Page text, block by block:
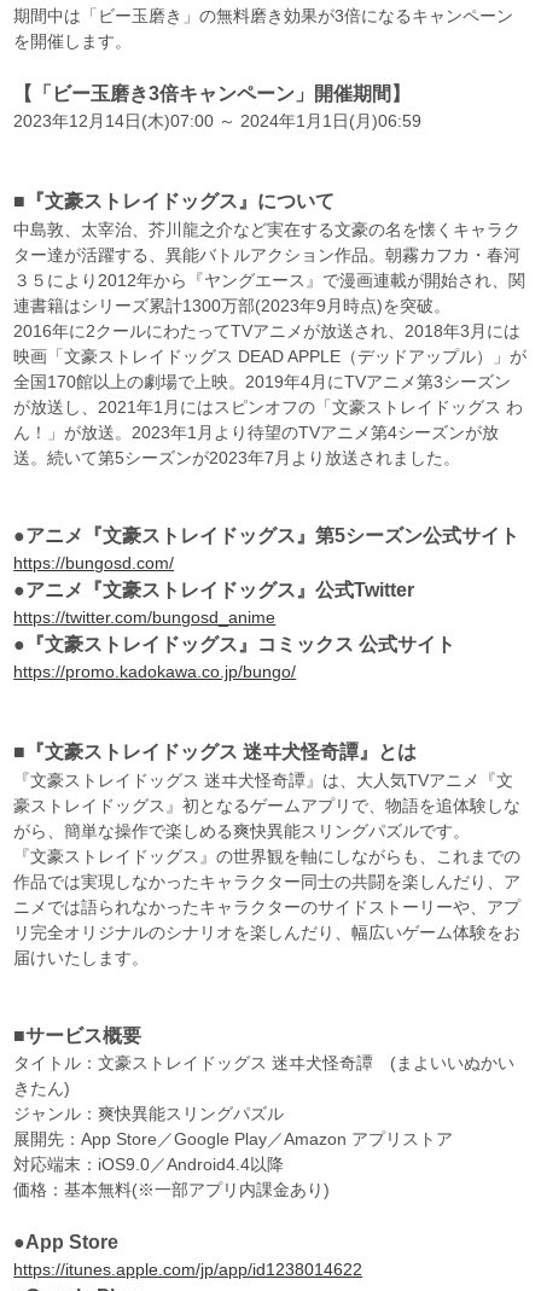
期間中は「ビー玉磨き」の無料磨き効果が3倍になるキャンペーン
を開催します。
【「ビー玉磨き3倍キャンペーン」開催期間】
2023年12月14日(木)07:00 ～ 2024年1月1日(月)06:59
■『文豪ストレイドッグス』について
中島敦、太宰治、芥川龍之介など実在する文豪の名を懐くキャラク
ター達が活躍する、異能バトルアクション作品。朝霧カフカ・春河
３５により2012年から『ヤングエース』で漫画連載が開始され、関
連書籍はシリーズ累計1300万部(2023年9月時点)を突破。
2016年に2クールにわたってTVアニメが放送され、2018年3月には
映画「文豪ストレイドッグス DEAD APPLE（デッドアップル）」が
全国170館以上の劇場で上映。2019年4月にTVアニメ第3シーズン
が放送し、2021年1月にはスピンオフの「文豪ストレイドッグス わ
ん！」が放送。2023年1月より待望のTVアニメ第4シーズンが放
送。続いて第5シーズンが2023年7月より放送されました。
●アニメ『文豪ストレイドッグス』第5シーズン公式サイト
https://bungosd.com/
●アニメ『文豪ストレイドッグス』公式Twitter
https://twitter.com/bungosd_anime
●『文豪ストレイドッグス』コミックス 公式サイト
https://promo.kadokawa.co.jp/bungo/
■『文豪ストレイドッグス 迷ヰ犬怪奇譚』とは
『文豪ストレイドッグス 迷ヰ犬怪奇譚』は、大人気TVアニメ『文
豪ストレイドッグス』初となるゲームアプリで、物語を追体験しな
がら、簡単な操作で楽しめる爽快異能スリングパズルです。
『文豪ストレイドッグス』の世界観を軸にしながらも、これまでの
作品では実現しなかったキャラクター同士の共闘を楽しんだり、ア
ニメでは語られなかったキャラクターのサイドストーリーや、アプ
リ完全オリジナルのシナリオを楽しんだり、幅広いゲーム体験をお
届けいたします。
■サービス概要
タイトル：文豪ストレイドッグス 迷ヰ犬怪奇譚 (まよいいぬかい
きたん)
ジャンル：爽快異能スリングパズル
展開先：App Store／Google Play／Amazon アプリストア
対応端末：iOS9.0／Android4.4以降
価格：基本無料(※一部アプリ内課金あり)
●App Store
https://itunes.apple.com/jp/app/id1238014622